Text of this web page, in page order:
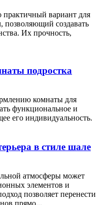
практичный вариант для
позволяющий создавать
Их прочность,
подростка
комнаты для
функциональное и
его индивидуальность.
в стиле шале
атмосферы может
элементов и
позволяет перенести
прямо...